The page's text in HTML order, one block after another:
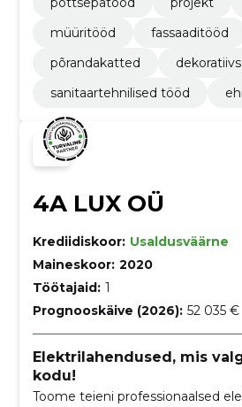
müüritööd
fassaaditööd
põrandakatted
sanitaartehnilised tööd
4A LUX OÜ
Krediidiskoor: Usaldusväärne
Maineskoor: 2020
Töötajaid: 1
Prognooskäive (2026): 52 035 €
Elektrilahendused, mis
kodu!
Toome teieni professionaalsed